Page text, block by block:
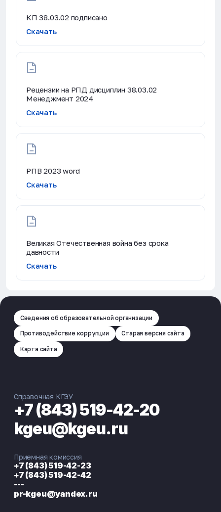
КП 38.03.02 подписано
Скачать
Рецензии на РПД дисциплин 38.03.02
Менеджмент 2024
Скачать
РПВ 2023 word
Скачать
Великая Отечественная война без срока
давности
Скачать
Сведения об образовательной организации
Противодействие коррупции Старая версия сайта
Карта сайта
Справочная КГЭУ
+7 (843) 519-42-20
kgeu@kgeu.ru
Приемная комиссия
+7 (843) 519-42-23
+7 (843) 519-42-42
---
pr-kgeu@yandex.ru